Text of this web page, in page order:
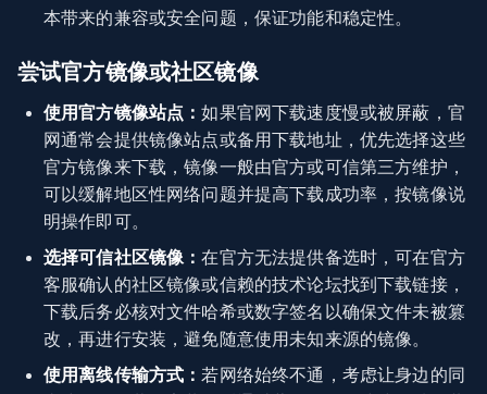
本带来的兼容或安全问题，保证功能和稳定性。
尝试官方镜像或社区镜像
使用官方镜像站点：如果官网下载速度慢或被屏蔽，官
网通常会提供镜像站点或备用下载地址，优先选择这些
官方镜像来下载，镜像一般由官方或可信第三方维护，
可以缓解地区性网络问题并提高下载成功率，按镜像说
明操作即可。
选择可信社区镜像：在官方无法提供备选时，可在官方
客服确认的社区镜像或信赖的技术论坛找到下载链接，
下载后务必核对文件哈希或数字签名以确保文件未被篡
改，再进行安装，避免随意使用未知来源的镜像。
使用离线传输方式：若网络始终不通，考虑让身边的同